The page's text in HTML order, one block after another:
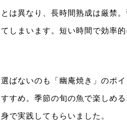
は異なり、長時間熟成は厳禁
てしまいます。短い時間で効率
ばないのも「幽庵焼き」のポ
すめ。季節の旬の魚で楽しめ
で実践してもらいました。